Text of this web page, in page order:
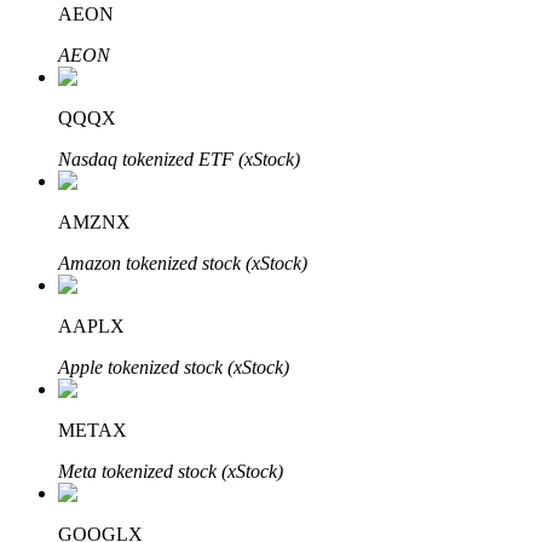
Блокировки BTR
Эксклюзивные инвестиции для владельцев BTR
Кредиты
AEON
AEON
QQQX
Nasdaq tokenized ETF (xStock)
AMZNX
Amazon tokenized stock (xStock)
AAPLX
Apple tokenized stock (xStock)
METAX
Meta tokenized stock (xStock)
GOOGLX